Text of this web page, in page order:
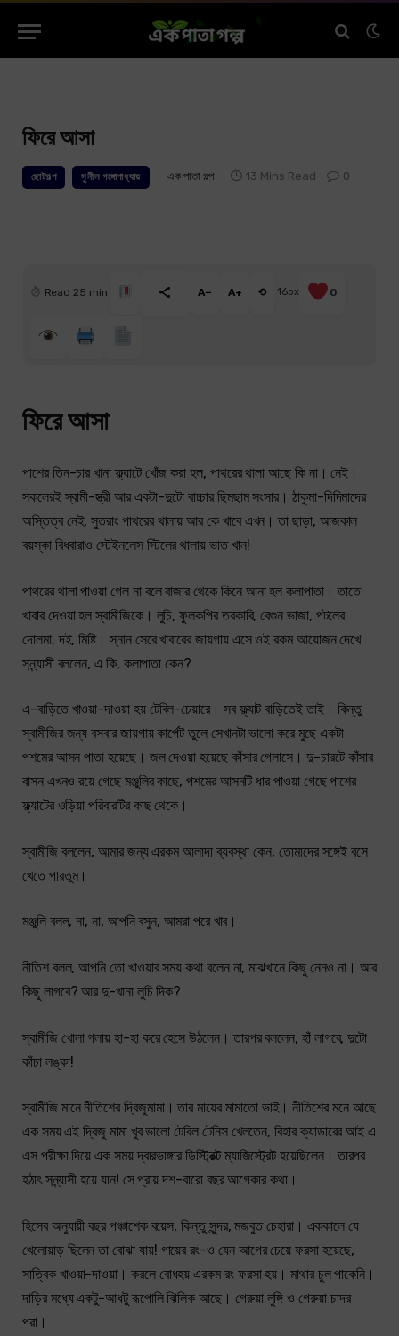
ফিরে আসা
ছোটগল্প সুনীল গঙ্গোপাধ্যায় এক পাতা গল্প 13 Mins Read 0
Read 25 min A− A+ ⟲ 16px 0
ফিরে আসা
পাশের তিন-চার খানা ফ্ল্যাটে খোঁজ করা হল, পাথরের থালা আছে কি না। নেই।
সকলেরই স্বামী-স্ত্রী আর একটা-দুটো বাচ্চার ছিমছাম সংসার। ঠাকুমা-দিদিমাদের
অস্তিত্ব নেই, সুতরাং পাথরের থালায় আর কে খাবে এখন। তা ছাড়া, আজকাল
বয়স্কা বিধবারাও স্টেইনলেস স্টিলের থালায় ভাত খান!
পাথরের থালা পাওয়া গেল না বলে বাজার থেকে কিনে আনা হল কলাপাতা। তাতে
খাবার দেওয়া হল স্বামীজিকে। লুচি, ফুলকপির তরকারি, বেগুন ভাজা, পটলের
দোলমা, দই, মিষ্টি। স্নান সেরে খাবারের জায়গায় এসে ওই রকম আয়োজন দেখে
সন্ন্যাসী বললেন, এ কি, কলাপাতা কেন?
এ-বাড়িতে খাওয়া-দাওয়া হয় টেবিল-চেয়ারে। সব ফ্ল্যাট বাড়িতেই তাই। কিন্তু
স্বামীজির জন্য বসবার জায়গায় কার্পেট তুলে সেখানটা ভালো করে মুছে একটা
পশমের আসন পাতা হয়েছে। জল দেওয়া হয়েছে কাঁসার গেলাসে। দু-চারটে কাঁসার
বাসন এখনও রয়ে গেছে মঞ্জুলির কাছে, পশমের আসনটি ধার পাওয়া গেছে পাশের
ফ্ল্যাটের ওড়িয়া পরিবারটির কাছ থেকে।
স্বামীজি বললেন, আমার জন্য এরকম আলাদা ব্যবস্থা কেন, তোমাদের সঙ্গেই বসে
খেতে পারতুম।
মঞ্জুলি বলল, না, না, আপনি বসুন, আমরা পরে খাব।
নীতিশ বলল, আপনি তো খাওয়ার সময় কথা বলেন না, মাঝখানে কিছু নেনও না। আর
কিছু লাগবে? আর দু-খানা লুচি দিক?
স্বামীজি খোলা গলায় হা-হা করে হেসে উঠলেন। তারপর বললেন, হাঁ লাগবে, দুটো
কাঁচা লঙ্কা!
স্বামীজি মানে নীতিশের দ্বিজুমামা। তার মায়ের মামাতো ভাই। নীতিশের মনে আছে
এক সময় এই দ্বিজু মামা খুব ভালো টেবিল টেনিস খেলতেন, বিহার ক্যাডারের আই এ
এস পরীক্ষা দিয়ে এক সময় দ্বারভাঙ্গার ডিস্ট্রিক্ট ম্যাজিস্ট্রেট হয়েছিলেন। তারপর
হঠাৎ সন্ন্যাসী হয়ে যান! সে প্রায় দশ-বারো বছর আগেকার কথা।
হিসেব অনুযায়ী বছর পঞ্চাশেক বয়েস, কিন্তু সুন্দর, মজবুত চেহারা। এককালে যে
খেলোয়াড় ছিলেন তা বোঝা যায়! গায়ের রং-ও যেন আগের চেয়ে ফরসা হয়েছে,
সাত্বিক খাওয়া-দাওয়া। করলে বোধহয় এরকম রং ফরসা হয়। মাথার চুল পাকেনি।
দাড়ির মধ্যে একটু-আধটু রূপোলি ঝিলিক আছে। গেরুয়া লুঙ্গি ও গেরুয়া চাদর
পরা।